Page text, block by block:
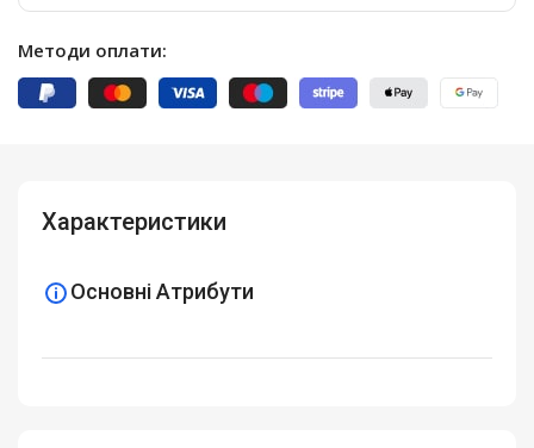
Методи оплати:
Характеристики
Основні Атрибути